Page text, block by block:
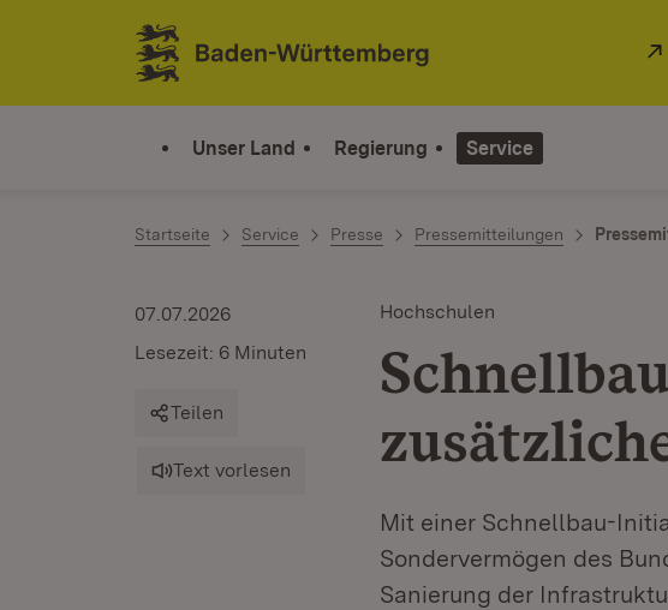
Zum Inhalt springen
Link zur Startseite
Unser Land Regierung Service
Startseite Service Presse Pressemitteilungen
Hochschulen
Mit einer Schnellbau-
Sondervermögen des
Sanierung der
07.07.2026
Lesezeit: 6 Minuten
Teilen
Text vorlesen